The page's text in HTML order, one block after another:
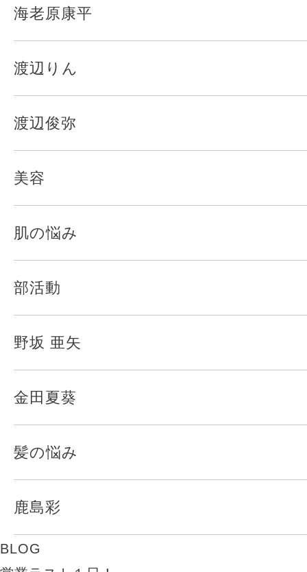
海老原康平
渡辺りん
渡辺俊弥
美容
肌の悩み
部活動
野坂 亜矢
金田夏葵
髪の悩み
鹿島彩
BLOG